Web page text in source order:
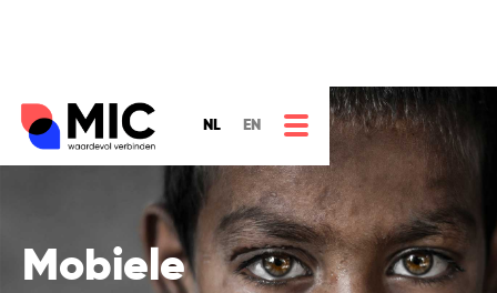
NL EN
Mobiele